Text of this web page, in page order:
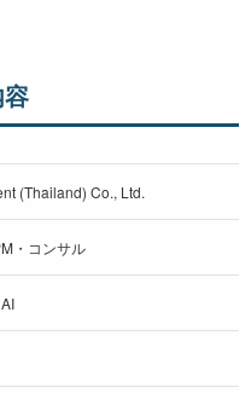
(Thailand) Co., Ltd.
・コンサル